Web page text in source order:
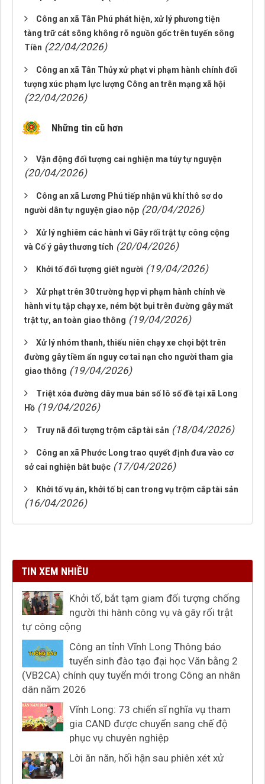
Công an xã Tân Phú phát hiện, xử lý phương tiện
tàng trữ cát sông không rõ nguồn gốc trên tuyến sông
Tiền (22/04/2026)
Công an xã Tân Thủy xử phạt vi phạm hành chính đối
tượng xúc phạm lực lượng Công an trên mạng xã hội
(22/04/2026)
Những tin cũ hơn
Vận động đối tượng cai nghiện ma túy tự nguyện
(20/04/2026)
Công an xã Lương Phú tiếp nhận vũ khí thô sơ do
người dân tự nguyện giao nộp (20/04/2026)
Xử lý nghiêm các hành vi Gây rối trật tự công cộng
và Cố ý gây thương tích (20/04/2026)
Khởi tố đối tượng giết người (19/04/2026)
Xử phạt trên 30 trường hợp vi phạm hành chính về
hành vi tụ tập chạy xe, ném bột bụi trên đường gây mất
trật tự, an toàn giao thông (19/04/2026)
Xử lý nhóm thanh, thiếu niên chạy xe chọi bột trên
đường gây tiềm ẩn nguy cơ tai nạn cho người tham gia
giao thông (19/04/2026)
Triệt xóa đường dây mua bán số lô số đề tại xã Long
Hồ (19/04/2026)
Truy nã đối tượng trộm cắp tài sản (18/04/2026)
Công an xã Phước Long trao quyết định đưa vào cơ
sở cai nghiện bắt buộc (17/04/2026)
Khởi tố vụ án, khởi tố bị can trong vụ trộm cắp tài sản
(16/04/2026)
TIN XEM NHIỀU
Khởi tố, bắt tạm giam đối tượng chống
người thi hành công vụ và gây rối trật
tự công cộng
Công an tỉnh Vĩnh Long Thông báo
tuyển sinh đào tạo đại học Văn bằng 2
(VB2CA) chính quy tuyển mới trong Công an nhân
dân năm 2026
Vĩnh Long: 73 chiến sĩ nghĩa vụ tham
gia CAND được chuyển sang chế độ
phục vụ chuyên nghiệp
Lời ăn năn, hối hận sau phiên xét xử